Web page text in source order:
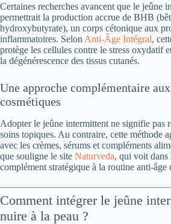
Certaines recherches avancent que le jeûne
permettrait la production accrue de BHB
hydroxybutyrate), un corps cétonique aux
inflammatoires. Selon Anti-Âge Intégral,
protège les cellules contre le stress oxydatif
la dégénérescence des tissus cutanés.
Une approche complémentaire
cosmétiques
Adopter le jeûne intermittent ne signifie pas
soins topiques. Au contraire, cette méthode
avec les crèmes, sérums et compléments
que souligne le site Naturveda, qui voit dans
complément stratégique à la routine anti-âge
Comment intégrer le jeûne
nuire à la peau ?